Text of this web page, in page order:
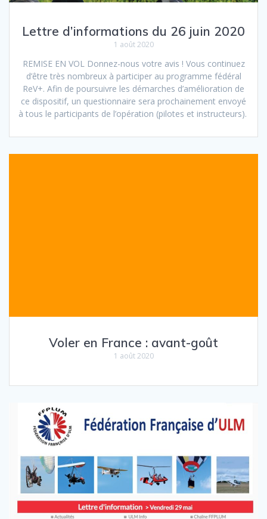
Lettre d’informations du 26 juin 2020
1 août 2020
REMISE EN VOL Donnez-nous votre avis ! Vous continuez
d’être très nombreux à participer au programme fédéral
ReV+. Afin de poursuivre les démarches d’amélioration de
ce dispositif, un questionnaire sera prochainement envoyé
à tous le participants de l’opération (pilotes et instructeurs).
Voler en France : avant-goût
1 août 2020